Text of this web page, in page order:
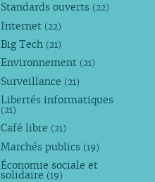
Standards ouverts (22)
Internet (22)
Big Tech (21)
Environnement (21)
Surveillance (21)
Libertés informatiques
(21)
Café libre (21)
Marchés publics (19)
Économie sociale et
solidaire (19)